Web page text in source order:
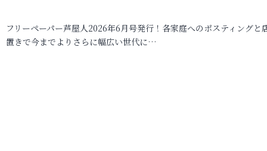
フリーペーパー芦屋人2026年6月号発行！各家庭へのポスティングと
置きで今までよりさらに幅広い世代に…